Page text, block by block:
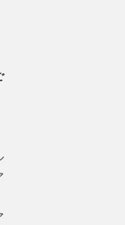
太まで自在に変え
形に仕上がってい
進んでいき、一筆
い。